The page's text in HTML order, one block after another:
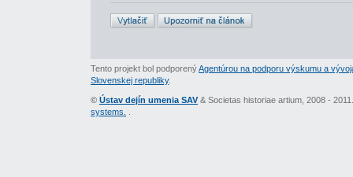
Tento projekt bol podporenýAgentúrou na podporu výskumu a
Slovenskej republiky.
© Ústav dejín umenia SAV & Societas historiae artium, 2008 -
systems.